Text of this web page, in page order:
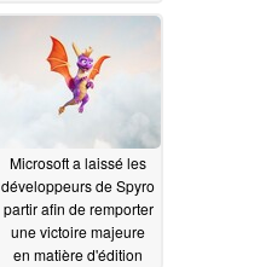
le secteur du jeu vidéo
06/13/2026
Microsoft a laissé les
développeurs de Spyro
partir afin de remporter
une victoire majeure
en matière d'édition